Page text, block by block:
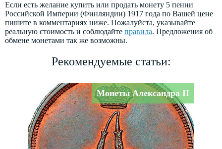
Если есть желание купить или продать монету 5 пенни
Российской Империи (Финляндии) 1917 года по Вашей цене
пишите в комментариях ниже. Пожалуйста, указывайте
реальную стоимость и соблюдайте правила. Предложения об
обмене монетами так же возможны.
Рекомендуемые статьи:
Монеты Александра II